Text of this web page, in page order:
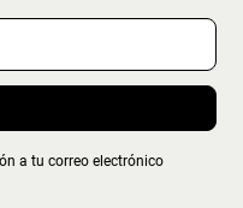
a tu correo electrónico